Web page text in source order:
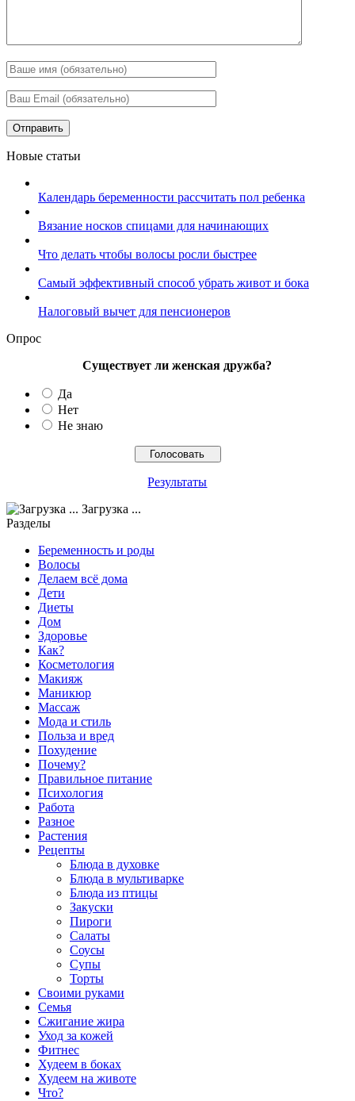
Новые статьи
Календарь беременности рассчитать пол ребенка
Вязание носков спицами для начинающих
Что делать чтобы волосы росли быстрее
Самый эффективный способ убрать живот и бока
Налоговый вычет для пенсионеров
Опрос
Существует ли женская дружба?
Да
Нет
Не знаю
Результаты
Загрузка ...
Разделы
Беременность и роды
Волосы
Делаем всё дома
Дети
Диеты
Дом
Здоровье
Как?
Косметология
Макияж
Маникюр
Массаж
Мода и стиль
Польза и вред
Похудение
Почему?
Правильное питание
Психология
Работа
Разное
Растения
Рецепты
Блюда в духовке
Блюда в мультиварке
Блюда из птицы
Закуски
Пироги
Салаты
Соусы
Супы
Торты
Своими руками
Семья
Сжигание жира
Уход за кожей
Фитнес
Худеем в боках
Худеем на животе
Что?